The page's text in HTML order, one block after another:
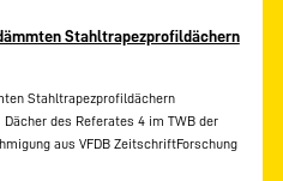
Stahltrapezprofildächern
Stahltrapezprofildächern
des Referates 4 im TWB der
aus VFDB ZeitschriftForschung